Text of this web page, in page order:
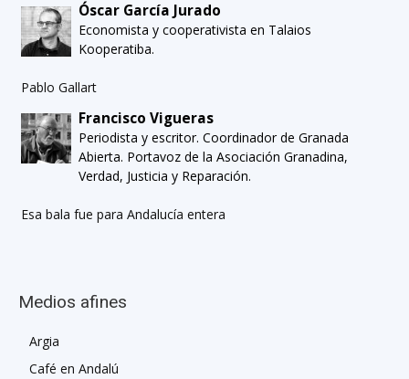
Óscar García Jurado
Economista y cooperativista en Talaios
Kooperatiba.
Pablo Gallart
Francisco Vigueras
Periodista y escritor. Coordinador de Granada
Abierta. Portavoz de la Asociación Granadina,
Verdad, Justicia y Reparación.
Esa bala fue para Andalucía entera
Medios afines
Argia
Café en Andalú